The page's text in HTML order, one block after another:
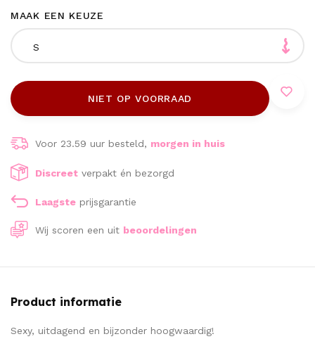
MAAK EEN KEUZE
S
NIET OP VOORRAAD
Voor 23.59 uur besteld, morgen in huis
Discreet verpakt én bezorgd
Laagste prijsgarantie
Wij scoren een uit beoordelingen
Product informatie
Sexy, uitdagend en bijzonder hoogwaardig!